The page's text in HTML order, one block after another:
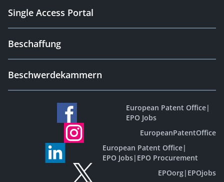
Single Access Portal
Beschaffung
Beschwerdekammern
European Patent Office|
EPO Jobs
EuropeanPatentOffice
European Patent Office|
EPO Jobs| EPO Procurement
EPOorg| EPOjobs